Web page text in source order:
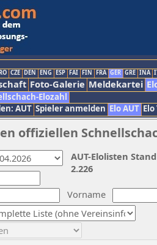
CZE DEN ENG ESP FAI FIN FRA GER GRE INA
Foto-Galerie Meldekartei
Elozahl
AUT Spieler anmelden Elo AUT
offiziellen
Vorname
AUT-Elolisten
2.226